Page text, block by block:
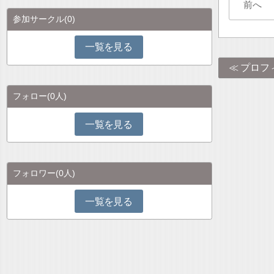
前へ
プロフ
参加サークル(0)
一覧を見る
フォロー(0人)
一覧を見る
フォロワー(0人)
一覧を見る